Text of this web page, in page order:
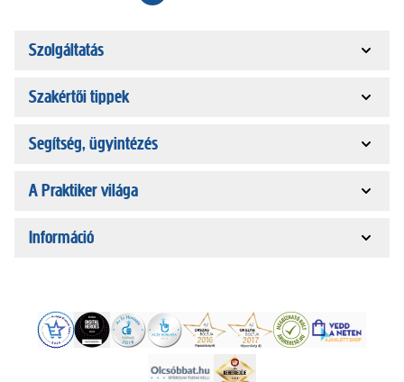
Szolgáltatás
Szakértői tippek
Segítség, ügyintézés
A Praktiker világa
Információ